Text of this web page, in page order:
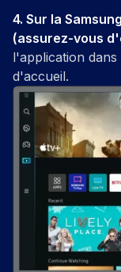
4. Sur la
(assurez-vous
l'application
d'accueil.